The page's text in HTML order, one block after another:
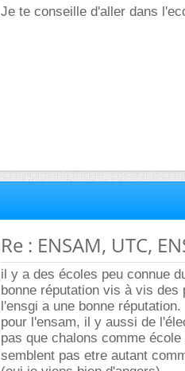
Je te conseille d'aller dans
Re : ENSAM, UTC,
il y a des écoles peu connue
bonne réputation vis à vis des
l'ensgi a une bonne réputation.
pour l'ensam, il y aussi de
pas que chalons comme
semblent pas etre autant